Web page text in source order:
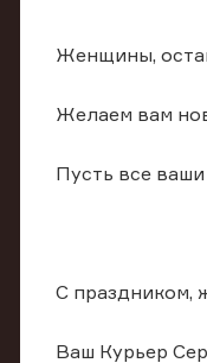
Женщины,
Желаем вам
Пусть все
С праздником,
Ваш Курьер